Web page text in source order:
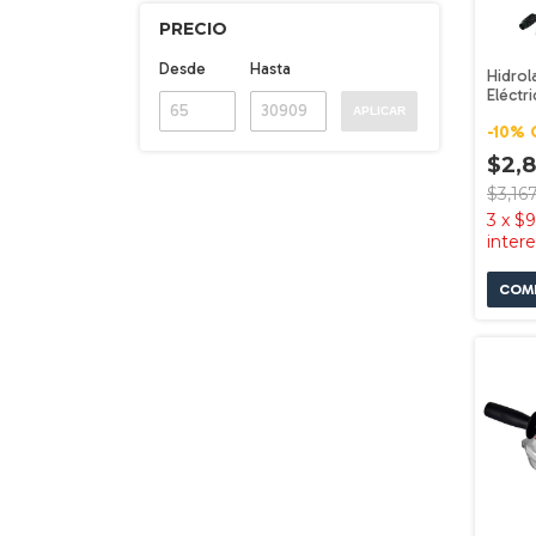
PRECIO
Desde Hasta
APLICAR
Bosch
-10%
3 x